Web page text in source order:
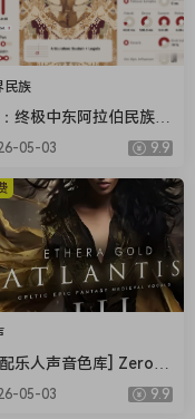
民族
终极中东阿拉伯民族管
源合集] Strezov Samp
Ethnic Orchestr
[KONTAKT]（57.37G
05-03 9.9
乐人声音色库] Zero-G
Gold Atlantis 3 v3.5.
（34.2GB）
05-03 9.9